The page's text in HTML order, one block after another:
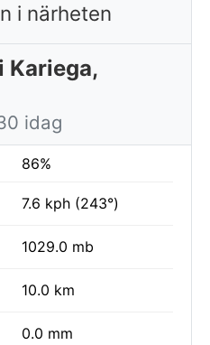
i närheten
Kariega,
idag
86%
7.6 kph (243°)
1029.0 mb
10.0 km
0.0 mm